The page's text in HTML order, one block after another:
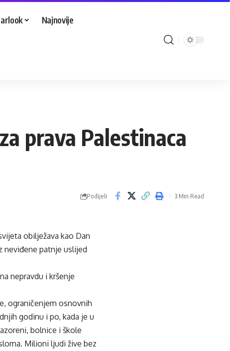
Najnovije
prava Palestinaca
Podijeli 3 Min Read
obilježava kao Dan
neviđene patnje uslijed
nepravdu i kršenje
ograničenjem osnovnih
godinu i po, kada je u
bolnice i škole
Milioni ljudi žive bez